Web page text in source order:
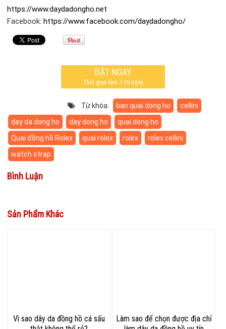
https://www.daydadongho.net
Facebook:https://www.facebook.com/daydadongho/
ĐẶT NGAY
Thời gian làm 7-10 ngày
Từ khóa: ban quai dong ho
cellini
day da dong ho
day dong ho
quai dong ho
Quai đồng hồ Rolex
quai rolex rolex
rolex cellini
watch strap
Bình Luận
Sản Phẩm Khác
Vì sao dây da đồng hồ cá sấu
Làm sao để chọn được địa chỉ